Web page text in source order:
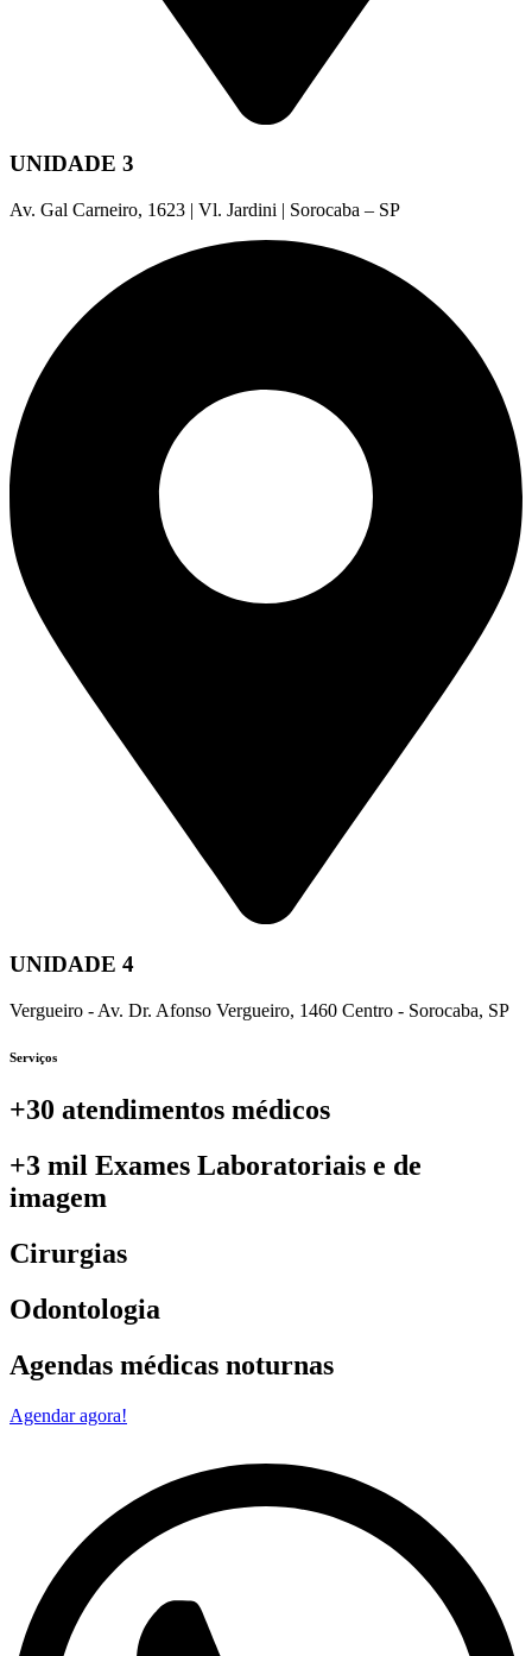
UNIDADE 3
Av. Gal Carneiro, 1623 | Vl. Jardini | Sorocaba – SP
UNIDADE 4
Vergueiro - Av. Dr. Afonso Vergueiro, 1460 Centro - Sorocaba, SP
Serviços
+30 atendimentos médicos
+3 mil Exames Laboratoriais e de
imagem
Cirurgias
Odontologia
Agendas médicas noturnas
Agendar agora!